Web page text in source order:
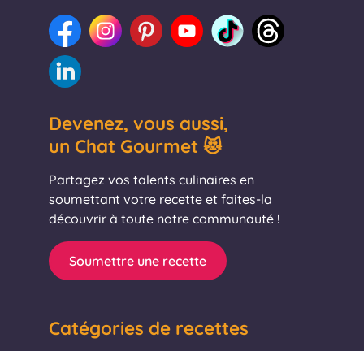
Devenez, vous aussi,
un Chat Gourmet 😻
Partagez vos talents culinaires en
soumettant votre recette et faites-la
découvrir à toute notre communauté !
Soumettre une recette
Catégories de recettes